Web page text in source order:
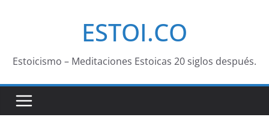
ESTOI.CO
Estoicismo – Meditaciones Estoicas 20 siglos después.